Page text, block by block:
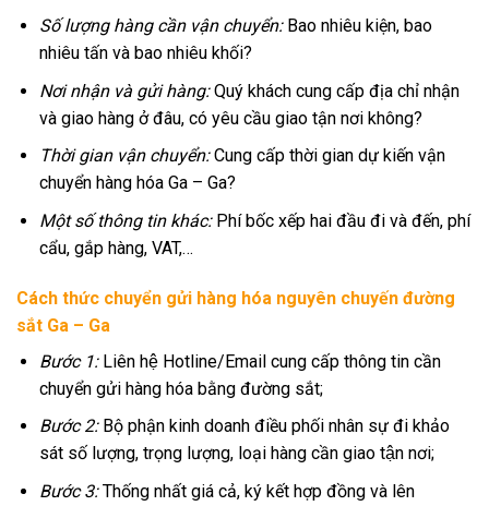
Số lượng hàng cần vận chuyển:Bao nhiêu kiện, bao
nhiêu tấn và bao nhiêu khối?
Nơi nhận và gửi hàng:Quý khách cung cấp địa chỉ nhận
và giao hàng ở đâu, có yêu cầu giao tận nơi không?
Thời gian vận chuyển:Cung cấp thời gian dự kiến vận
chuyển hàng hóa Ga – Ga?
Một số thông tin khác:Phí bốc xếp hai đầu đi và đến, phí
cẩu, gắp hàng, VAT,…
Cách thức chuyển gửi hàng hóa nguyên chuyến đường
sắt Ga – Ga
Bước 1:Liên hệ Hotline/Email cung cấp thông tin cần
chuyển gửi hàng hóa bằng đường sắt;
Bước 2:Bộ phận kinh doanh điều phối nhân sự đi khảo
sát số lượng, trọng lượng, loại hàng cần giao tận nơi;
Bước 3:Thống nhất giá cả, ký kết hợp đồng và lên